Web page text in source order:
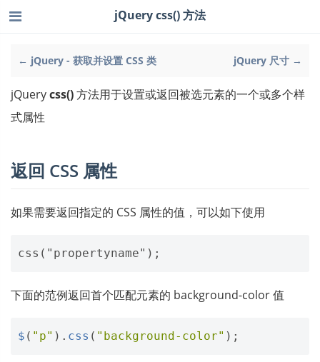
← jQuery - 获取并设置 CSS 类 jQuery 尺寸 →
jQuery css() 方法
jQuerycss()方法用于设置或返回被选元素的一个或多个样
式属性
返回 CSS 属性
如果需要返回指定的 CSS 属性的值，可以如下使用
下面的范例返回首个匹配元素的 background-color 值
$ ( "p" ). css ( "background-color" );